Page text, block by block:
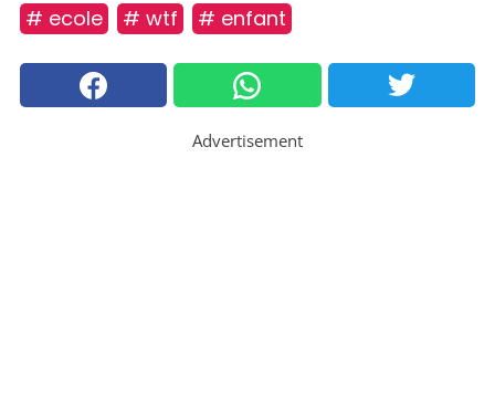
# ecole # wtf # enfant
Advertisement